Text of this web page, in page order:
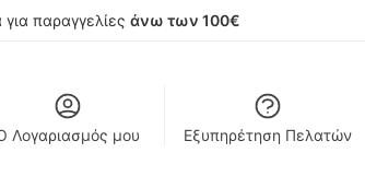
παραγγελίες άνω των 100€
Λογαριασμός μου Εξυπηρέτηση Πελατών